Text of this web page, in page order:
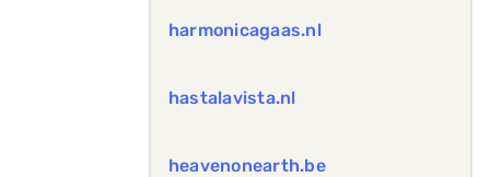
harmonicagaas.nl
hastalavista.nl
heavenonearth.be